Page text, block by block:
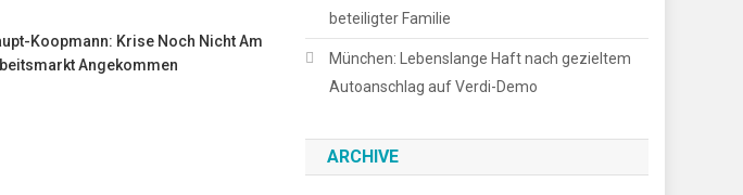
Koopmann: Krise Noch Nicht Am
Angekommen
beteiligter Familie
München: Lebens­lange Haft nach gezieltem
Autoanschlag auf Verdi-Demo
ARCHIVE